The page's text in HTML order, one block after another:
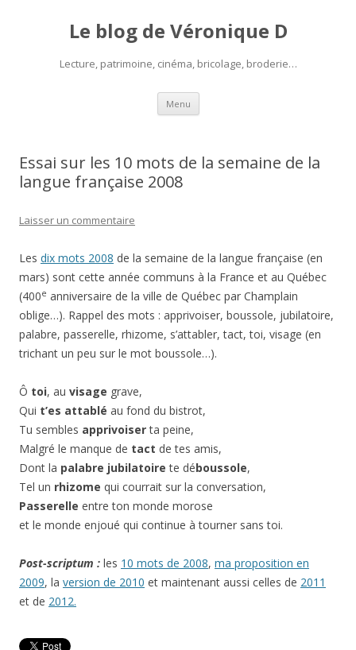
Le blog de Véronique D
Lecture, patrimoine, cinéma, bricolage, broderie…
Menu Aller
contenu
Essai sur les 10 mots de la semaine de la
langue française 2008
Laisser un commentaire
Les dix mots 2008 de la semaine de la langue française (en
mars) sont cette année communs à la France et au Québec
(400e anniversaire de la ville de Québec par Champlain
oblige…). Rappel des mots : apprivoiser, boussole, jubilatoire,
palabre, passerelle, rhizome, s’attabler, tact, toi, visage (en
trichant un peu sur le mot boussole…).
Ô toi, au visage grave,
Qui t’es attablé au fond du bistrot,
Tu sembles apprivoiserta peine,
Malgré le manque de tact de tes amis,
Dont la palabre jubilatoire te déboussole,
Tel un rhizome qui courrait sur la conversation,
Passerelle entre ton monde morose
et le monde enjoué qui continue à tourner sans toi.
Post-scriptum : les 10 mots de 2008, ma proposition en
2009, la version de 2010 et maintenant aussi celles de 2011
et de 2012.